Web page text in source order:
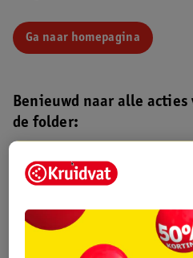
Ga naar homepagina
Benieuwd naar alle acties
de folder:
Kruidvat folder
augustus 2026.